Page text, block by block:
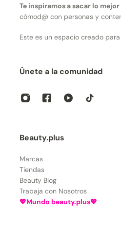
Te inspiramos a sacar lo mejor
cómod@ con personas y
Este es un espacio creado para
Únete a la comunidad
Beauty.plus
Marcas
Tiendas
Beauty Blog
Trabaja con Nosotros
💖Mundo beauty.plus💖